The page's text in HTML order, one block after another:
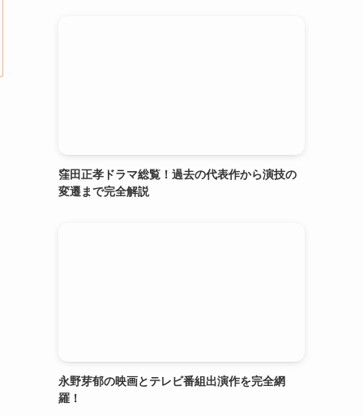
窪田正孝ドラマ総覧！過去の代表作から演技の
変遷まで完全解説
永野芽郁の映画とテレビ番組出演作を完全網
羅！